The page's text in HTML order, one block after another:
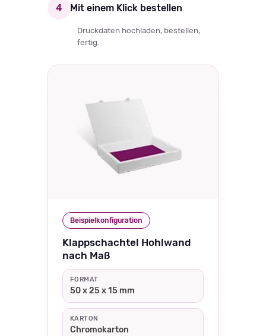
4 Mit einem Klick bestellen
Druckdaten hochladen, bestellen,
fertig.
Beispielkonfiguration
Klappschachtel Hohlwand
nach Maß
FORMAT
50 x 25 x 15 mm
KARTON
Chromokarton